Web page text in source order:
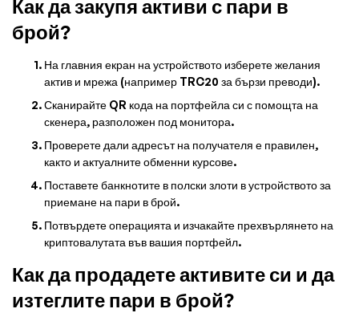
Как да закупя активи с пари в
брой?
На главния екран на устройството изберете желания
актив и мрежа (например TRC20 за бързи преводи).
Сканирайте QR кода на портфейла си с помощта на
скенера, разположен под монитора.
Проверете дали адресът на получателя е правилен,
както и актуалните обменни курсове.
Поставете банкнотите в полски злоти в устройството за
приемане на пари в брой.
Потвърдете операцията и изчакайте прехвърлянето на
криптовалутата във вашия портфейл.
Как да продадете активите си и да
изтеглите пари в брой?